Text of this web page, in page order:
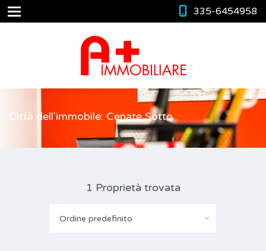
335-6454958
Città dell'immobile: Cenate Sotto
1 Proprietà trovata
Ordine predefinito